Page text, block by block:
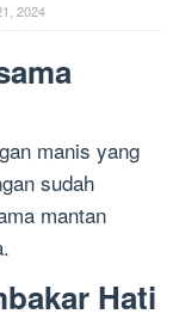
2024
manis yang
sudah
mantan
Hati